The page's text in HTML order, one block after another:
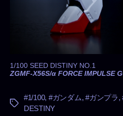
1/100 SEED DISTINY NO.1
ZGMF-X56S/α FORCE IMPULSE
タ
#1/100, #ガンダム,#ガンプラ,
DESTINY